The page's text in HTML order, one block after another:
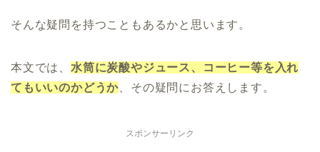
そんな疑問を持つこともあるかと思います。
本文では、 水筒に炭酸やジュース、コーヒー等を入れ
てもいいのかどうか 、その疑問にお答えします。
スポンサーリンク